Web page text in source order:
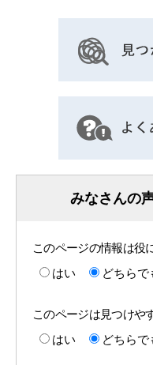
みなさんの
このページの情報は役
はい
どちらで
このページは見つけや
はい
どちらで